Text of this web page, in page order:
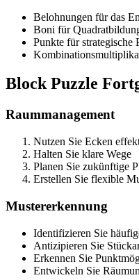
Belohnungen für das
Boni für
Punkte für strategische
Block Puzzle
Raummanagement
Nutzen Sie Ecken
Halten Sie klare Wege
Planen Sie zukünftige
Erstellen Sie flexible
Mustererkennung
Identifizieren Sie
Antizipieren Sie
Erkennen Sie
Entwickeln Sie